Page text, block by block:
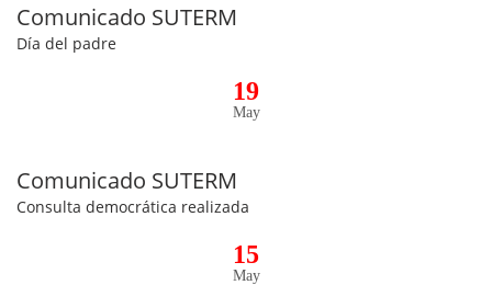
Comunicado SUTERM
Día del padre
19
May
Comunicado SUTERM
Consulta democrática realizada
15
May